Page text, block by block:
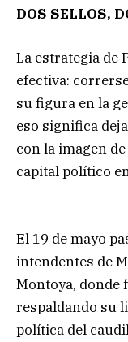
DOS SELLOS,
La estrategia de
efectiva:
su figura en la
eso significa
con la imagen
capital político
El 19 de mayo
intendentes de
Montoya,
respaldando su
política del